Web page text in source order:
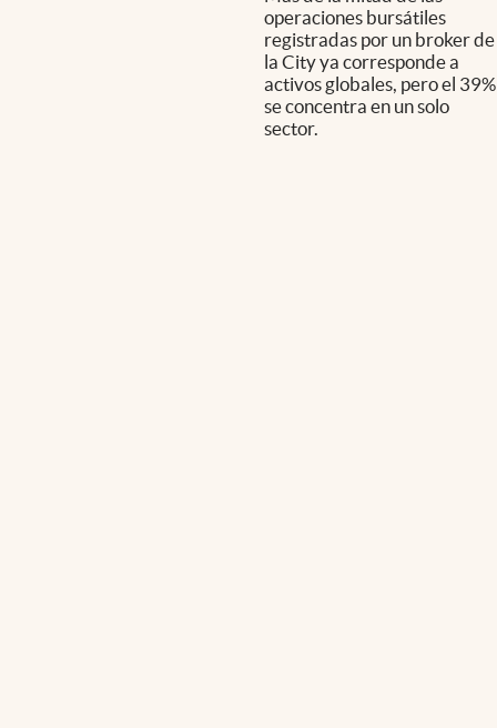
operaciones bursátiles
registradas por un broker de
la City ya corresponde a
activos globales, pero el 39%
se concentra en un solo
sector.